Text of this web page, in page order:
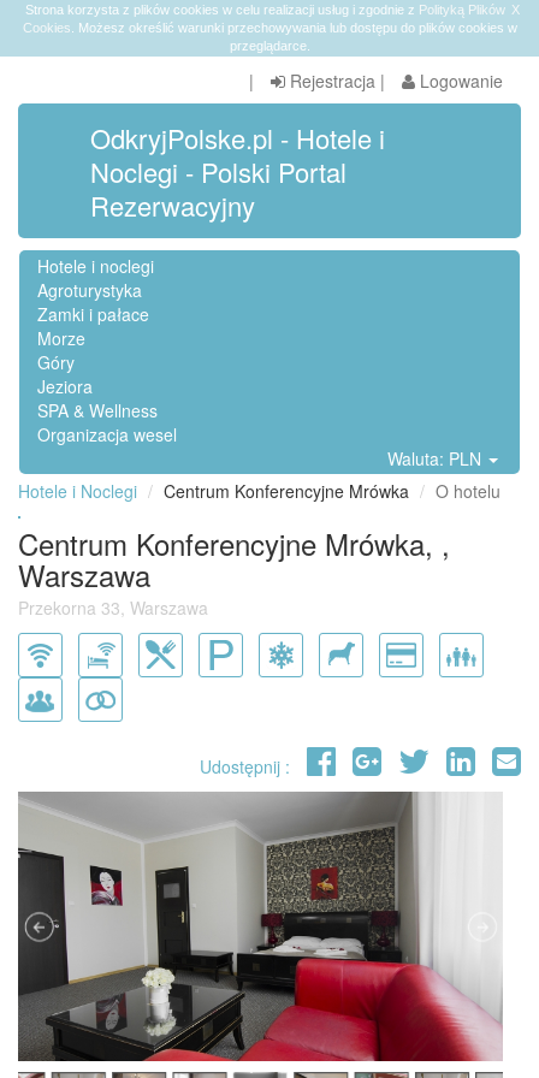
X
Strona korzysta z plików cookies w celu realizacji usług i zgodnie z Polityką Plików
Cookies . Możesz określić warunki przechowywania lub dostępu do plików cookies w
przeglądarce.
| Rejestracja | Logowanie
OdkryjPolske.pl - Hotele i
Noclegi - Polski Portal
Rezerwacyjny
Hotele i noclegi
Agroturystyka
Zamki i pałace
Morze
Góry
Jeziora
SPA & Wellness
Organizacja wesel
Waluta: PLN
Hotele i Noclegi
Centrum Konferencyjne Mrówka O hotelu
Centrum Konferencyjne Mrówka, ,
Warszawa
Przekorna 33, Warszawa
Udostępnij :